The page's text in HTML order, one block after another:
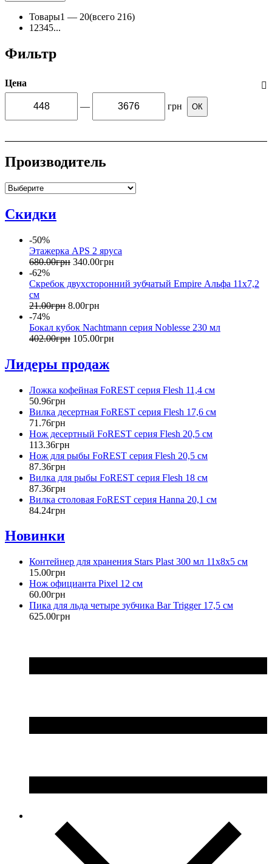
Товары1 — 20(всего 216)
1 2345...
Фильтр
Цена
— грн ОК
Производитель
Скидки
-50%
Этажерка APS 2 яруса
680.00грн 340.00грн
-62%
Скребок двухсторонний зубчатый Empire Альфа 11x7,2
см
21.00грн 8.00грн
-74%
Бокал кубок Nachtmann серия Noblesse 230 мл
402.00грн 105.00грн
Лидеры продаж
Ложка кофейная FoREST серия Flesh 11,4 см
50.96грн
Вилка десертная FoREST серия Flesh 17,6 см
71 .76грн
Нож десертный FoREST серия Flesh 20,5 см
113.36грн
Нож для рыбы FoREST серия Flesh 20,5 см
87.36грн
Вилка для рыбы FoREST серия Flesh 18 см
87.36грн
Вилка столовая FoREST серия Hanna 20,1 см
84.24грн
Новинки
Контейнер для хранения Stars Plast 300 мл 11х8х5 см
15.00грн
Нож официанта Pixel 12 см
60.00грн
Пика для льда четыре зубчика Bar Trigger 17,5 см
625.00грн